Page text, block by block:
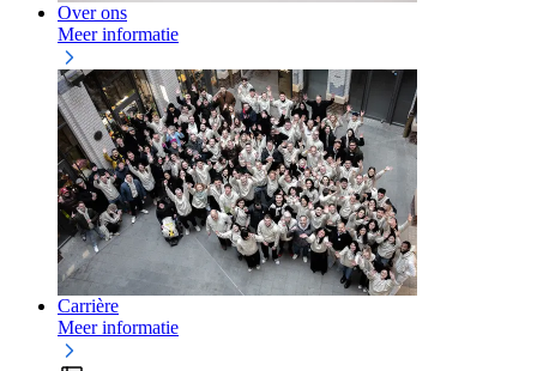
Over ons
Meer informatie
Carrière
Meer informatie